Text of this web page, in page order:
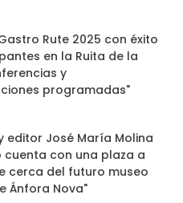
Rute 2025 con éxito
en la Ruita de la
y
programadas"
editor José María Molina
cuenta con una plaza a
cerca del futuro museo
Ánfora Nova"